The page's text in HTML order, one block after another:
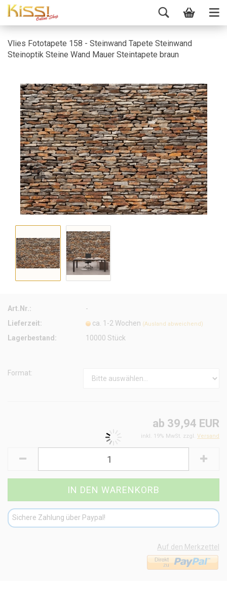
Vlies Fototapete 158 - Steinwand Tapete Steinwand
Steinoptik Steine Wand Mauer Steintapete braun
Art.Nr.:
-
Lieferzeit:
ca. 1-2 Wochen (Ausland abweichend)
Lagerbestand: 10000Stück
Format:
ab 39,94 EUR
inkl. 19% MwSt. zzgl. Versand
Sichere Zahlung über Paypal!
Auf den Merkzettel